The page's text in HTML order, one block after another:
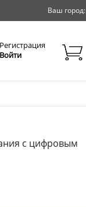
Ваш город:
Регистрация
Войти
с цифровым